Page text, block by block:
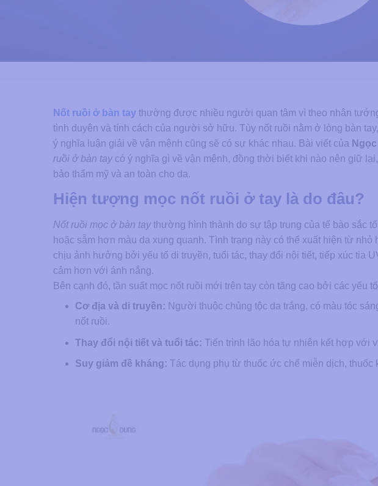
Nốt ruồi ở bàn tay thường được nhiều người quan tâm vì theo nhân
tình duyên và tính cách của người sở hữu. Tùy nốt ruồi nằm ở lòng bàn
ý nghĩa luận giải về vận mệnh cũng sẽ có sự khác nhau. Bài viết của
ruồi ở bàn tay có ý nghĩa gì về vận mệnh, đồng thời biết khi nào nên giữ
bảo thẩm mỹ và an toàn cho da.
Hiện tượng mọc nốt ruồi ở tay là do đâu?
Nốt ruồi mọc ở bàn tay thường hình thành do sự tập trung của tế bào sắc
hoặc sẫm hơn màu da xung quanh. Tình trạng này có thể xuất hiện từ
chịu ảnh hưởng bởi yếu tố di truyền, tuổi tác, thay đổi nội tiết, tiếp xúc tia
cảm hơn với ánh nắng.
Bên cạnh đó, tần suất mọc nốt ruồi mới trên tay còn tăng cao bởi các yếu
Cơ địa và di truyền: Người thuộc chủng tộc da trắng, có màu tóc
nốt ruồi.
Thay đổi nội tiết và tuổi tác: Tiến trình lão hóa tự nhiên kết hợp với
Suy giảm đề kháng: Tác dụng phụ từ thuốc ức chế miễn dịch, thuốc